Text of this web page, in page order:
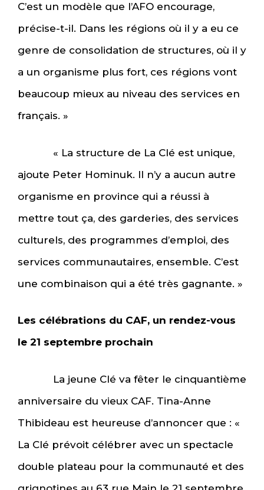
C’est un modèle que l’AFO encourage,
précise-t-il. Dans les régions où il y a eu ce
genre de consolidation de structures, où il y
a un organisme plus fort, ces régions vont
beaucoup mieux au niveau des services en
français. »
« La structure de La Clé est unique,
ajoute Peter Hominuk. Il n’y a aucun autre
organisme en province qui a réussi à
mettre tout ça, des garderies, des services
culturels, des programmes d’emploi, des
services communautaires, ensemble. C’est
une combinaison qui a été très gagnante. »
Les célébrations du CAF, un rendez-vous
le 21 septembre prochain
La jeune Clé va fêter le cinquantième
anniversaire du vieux CAF. Tina-Anne
Thibideau est heureuse d’annoncer que : «
La Clé prévoit célébrer avec un spectacle
double plateau pour la communauté et des